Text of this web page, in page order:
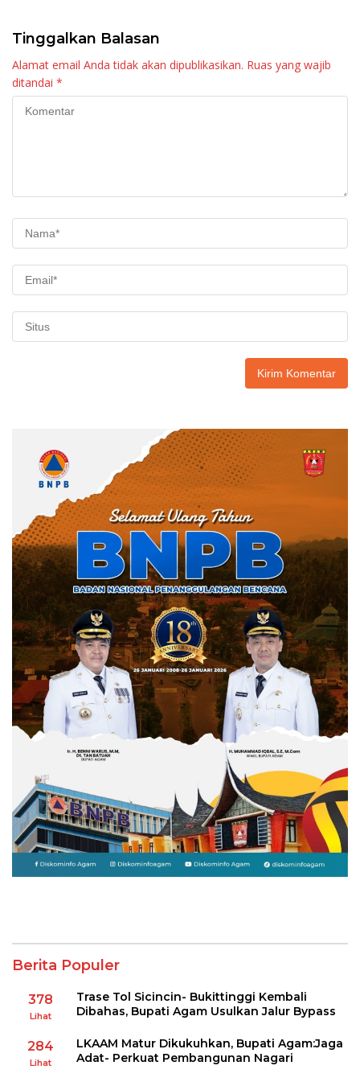
Tinggalkan Balasan
Alamat email Anda tidak akan dipublikasikan. Ruas yang wajib
ditandai *
Berita Populer
378
Lihat
Trase Tol Sicincin- Bukittinggi Kembali
Dibahas, Bupati Agam Usulkan Jalur Bypass
284
Lihat
LKAAM Matur Dikukuhkan, Bupati Agam:Jaga
Adat- Perkuat Pembangunan Nagari